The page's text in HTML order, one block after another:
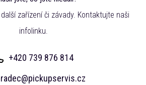
zařízení či závady. Kontaktujte naši
infolinku.
+420 739 876 814